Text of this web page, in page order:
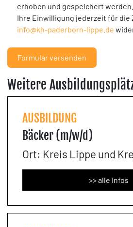
erhoben und gespeichert werden. Hinweis: Sie können
Ihre Einwilligung jederzeit für die
info@kh-paderborn-lippe.de
Formular versenden
Weitere
AUSBILDUNG
Bäcker (m/w/d)
Ort: Kreis Lippe und
>> alle Infos